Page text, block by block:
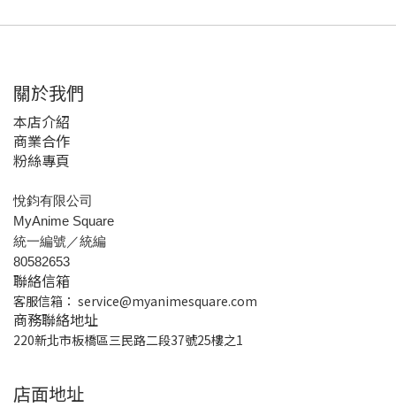
關於我們
本店介紹
商業合作
粉絲專頁
悅鈞有限公司
MyAnime Square
統一編號／統編
80582653
聯絡信箱
客服信箱： service@myanimesquare.com
商務聯絡地址
220新北市板橋區三民路二段37號25樓之1
店面地址